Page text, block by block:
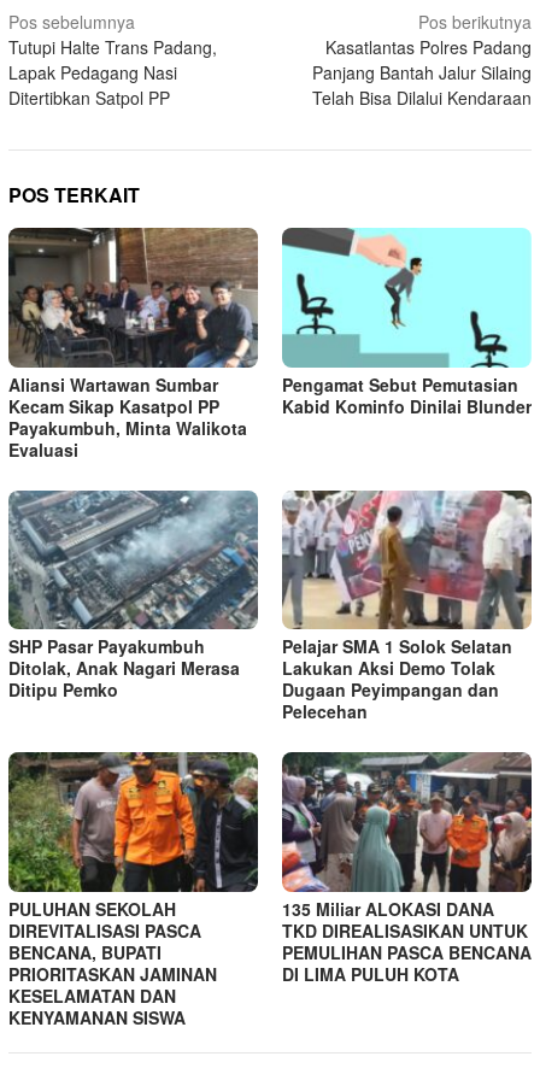
Navigasi
pos
Pos sebelumnya
Tutupi Halte Trans Padang,
Lapak Pedagang Nasi
Ditertibkan Satpol PP
Pos berikutnya
Kasatlantas Polres Padang
Panjang Bantah Jalur Silaing
Telah Bisa Dilalui Kendaraan
POS TERKAIT
Aliansi Wartawan Sumbar
Kecam Sikap Kasatpol PP
Payakumbuh, Minta Walikota
Evaluasi
Pengamat Sebut Pemutasian
Kabid Kominfo Dinilai Blunder
SHP Pasar Payakumbuh
Ditolak, Anak Nagari Merasa
Ditipu Pemko
Pelajar SMA 1 Solok Selatan
Lakukan Aksi Demo Tolak
Dugaan Peyimpangan dan
Pelecehan
PULUHAN SEKOLAH
DIREVITALISASI PASCA
BENCANA, BUPATI
PRIORITASKAN JAMINAN
KESELAMATAN DAN
KENYAMANAN SISWA
135 Miliar ALOKASI DANA
TKD DIREALISASIKAN UNTUK
PEMULIHAN PASCA BENCANA
DI LIMA PULUH KOTA